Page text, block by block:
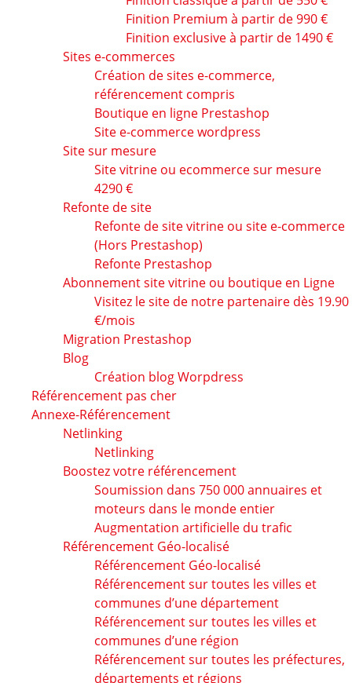
Finition Premium à partir de 990 €
Finition exclusive à partir de 1490 €
Sites e-commerces
Création de sites e-commerce,
référencement compris
Boutique en ligne Prestashop
Site e-commerce wordpress
Site sur mesure
Site vitrine ou ecommerce sur mesure
4290 €
Refonte de site
Refonte de site vitrine ou site e-commerce
(Hors Prestashop)
Refonte Prestashop
Abonnement site vitrine ou boutique en Ligne
Visitez le site de notre partenaire dès 19.90
€/mois
Migration Prestashop
Blog
Création blog Worpdress
Référencement pas cher
Annexe-Référencement
Netlinking
Netlinking
Boostez votre référencement
Soumission dans 750 000 annuaires et
moteurs dans le monde entier
Augmentation artificielle du trafic
Référencement Géo-localisé
Référencement Géo-localisé
Référencement sur toutes les villes et
communes d’une département
Référencement sur toutes les villes et
communes d’une région
Référencement sur toutes les préfectures,
départements et régions